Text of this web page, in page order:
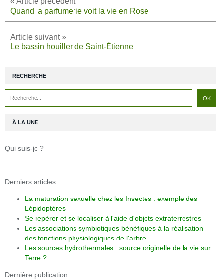
Quand la parfumerie voit la vie en Rose
Le bassin houiller de Saint-Étienne
RECHERCHE
À LA UNE
Qui suis-je ?
Derniers articles :
La maturation sexuelle chez les Insectes : exemple des
Lépidoptères
Se repérer et se localiser à l'aide d'objets extraterrestres
Les associations symbiotiques bénéfiques à la réalisation
des fonctions physiologiques de l'arbre
Les sources hydrothermales : source originelle de la vie sur
Terre ?
Dernière publication :